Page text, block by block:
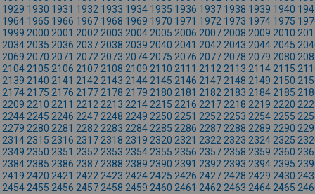
1929 1930 1931 1932 1933 1934 1935 1936 1937 1938 1939 1940
1964 1965 1966 1967 1968 1969 1970 1971 1972 1973 1974 1975
1999 2000 2001 2002 2003 2004 2005 2006 2007 2008 2009 2010
2034 2035 2036 2037 2038 2039 2040 2041 2042 2043 2044 2045
2069 2070 2071 2072 2073 2074 2075 2076 2077 2078 2079 2080
2104 2105 2106 2107 2108 2109 2110 2111 2112 2113 2114 2115
2139 2140 2141 2142 2143 2144 2145 2146 2147 2148 2149 2150
2174 2175 2176 2177 2178 2179 2180 2181 2182 2183 2184 2185
2209 2210 2211 2212 2213 2214 2215 2216 2217 2218 2219 2220
2244 2245 2246 2247 2248 2249 2250 2251 2252 2253 2254 2255
2279 2280 2281 2282 2283 2284 2285 2286 2287 2288 2289 2290
2314 2315 2316 2317 2318 2319 2320 2321 2322 2323 2324 2325
2349 2350 2351 2352 2353 2354 2355 2356 2357 2358 2359 2360
2384 2385 2386 2387 2388 2389 2390 2391 2392 2393 2394 2395
2419 2420 2421 2422 2423 2424 2425 2426 2427 2428 2429 2430
2454 2455 2456 2457 2458 2459 2460 2461 2462 2463 2464 2465